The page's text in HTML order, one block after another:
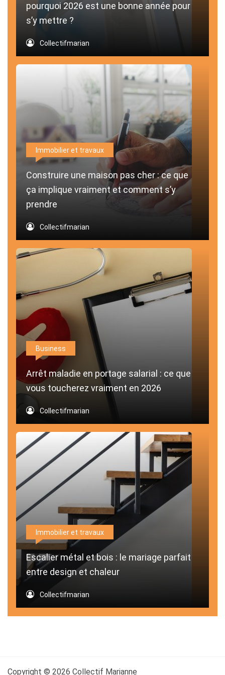
pourquoi 2026 est une bonne année pour
s’y mettre ?
Collectifmarian
Immobilier et travaux
Construire une maison pas cher : ce que
ça implique vraiment et comment s’y
prendre
Collectifmarian
Business
Arrêt maladie en portage salarial : ce que
vous toucherez vraiment en 2026
Collectifmarian
Immobilier et travaux
Escalier métal et bois : le mariage parfait
entre design et chaleur
Collectifmarian
Copyright © 2026 Collectif Marianne